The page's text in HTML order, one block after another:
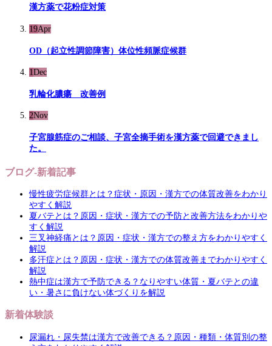
漢方薬で花粉症対策
19Apr
OD（起立性調節障害）体位性頻脈症候群
1Dec
乳輪化膿瘍 改善例
2Nov
子宮腺筋症のご相談、子宮全摘手術を漢方薬で回避できまし
た。
ブログ-新着記事
慢性疲労症候群とは？症状・原因・漢方での体質改善をわかり
やすく解説
夏バテとは？原因・症状・漢方での予防と改善方法をわかりや
すく解説
三叉神経痛とは？原因・症状・漢方での整え方をわかりやすく
解説
多汗症とは？原因・症状・漢方での体質改善までわかりやすく
解説
熱中症は漢方で予防できる？なりやすい体質・夏バテとの違
い・暑さに負けない体づくりを解説
新着体験談
尿漏れ・尿失禁は漢方で改善できる？原因・種類・体質別の整